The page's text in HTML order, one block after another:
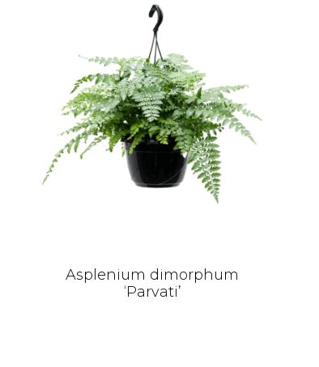
Asplenium dimorphum
‘Parvati’